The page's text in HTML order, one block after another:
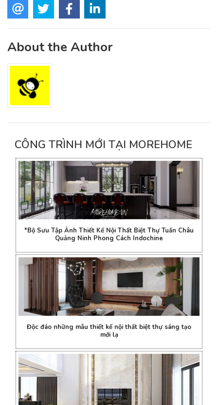
About the Author
CÔNG TRÌNH MỚI TẠI MOREHOME
*Bộ Sưu Tập Ảnh Thiết Kế Nội Thất Biệt Thự Tuần Châu
Quảng Ninh Phong Cách Indochine
Độc đáo những mẫu thiết kế nội thất biệt thự sáng tạo
mới lạ